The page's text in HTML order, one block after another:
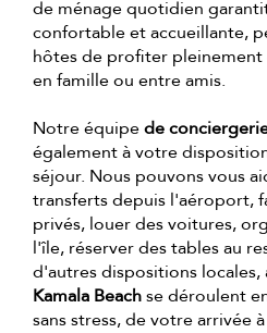
de ménage quotidien
confortable et accueillante,
hôtes de profiter
en famille ou entre amis.
Notre équipede
également à votre
séjour. Nous pouvons vous
transferts depuis l'aéroport,
privés, louer des voitures,
l'île, réserver des tables au
d'autres dispositions locales,
Kamala Beachse déroulent
sans stress, de votre arrivée